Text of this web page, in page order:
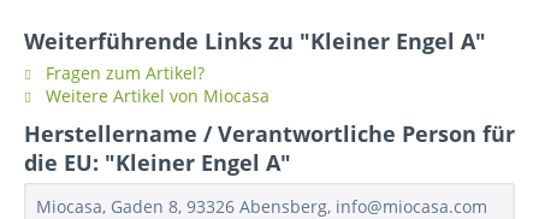
Weiterführende Links zu "Kleiner Engel A"
Fragen zum Artikel?
Weitere Artikel von Miocasa
Herstellername / Verantwortliche Person für
die EU: "Kleiner Engel A"
Miocasa, Gaden 8, 93326 Abensberg, info@miocasa.com